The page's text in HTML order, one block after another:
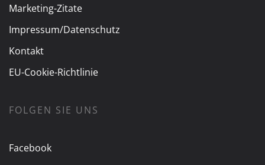
Marketing-Zitate
Impressum/Datenschutz
Kontakt
EU-Cookie-Richtlinie
FOLGEN SIE UNS
Facebook